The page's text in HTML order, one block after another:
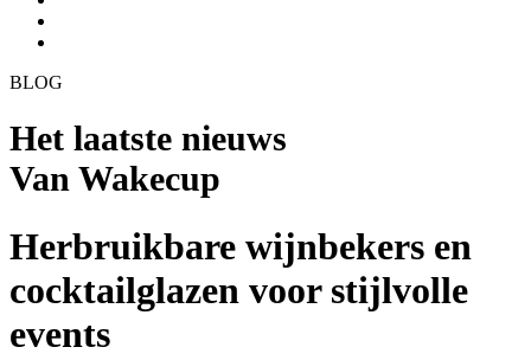
BLOG
Het laatste nieuws
Van Wakecup
Herbruikbare wijnbekers en
cocktailglazen voor stijlvolle
events